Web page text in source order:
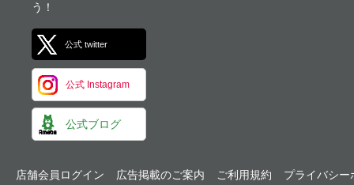
う！
公式 twitter
公式 Instagram
公式ブログ
店舗会員ログイン 広告掲載のご案内 ご利用規約 プライバシー